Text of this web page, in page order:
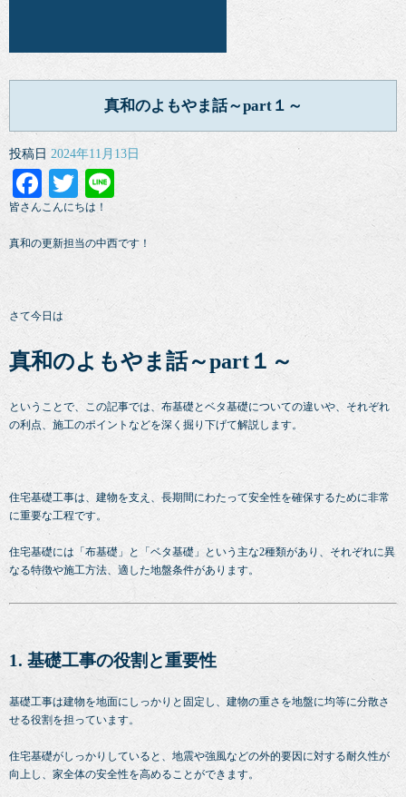
真和のよもやま話～part１～
投稿日 2024年11月13日
Facebook
Twitter
皆さんこんにちは！
真和の更新担当の中西です！
さて今日は
真和のよもやま話～part１～
ということで、この記事では、布基礎とベタ基礎についての違いや、それぞれ
の利点、施工のポイントなどを深く掘り下げて解説します。
住宅基礎工事は、建物を支え、長期間にわたって安全性を確保するために非常
に重要な工程です。
住宅基礎には「布基礎」と「ベタ基礎」という主な2種類があり、それぞれに異
なる特徴や施工方法、適した地盤条件があります。
1. 基礎工事の役割と重要性
基礎工事は建物を地面にしっかりと固定し、建物の重さを地盤に均等に分散さ
せる役割を担っています。
住宅基礎がしっかりしていると、地震や強風などの外的要因に対する耐久性が
向上し、家全体の安全性を高めることができます。